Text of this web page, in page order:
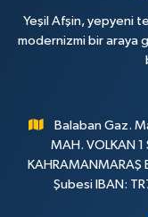
Yeşil Afşin, yepyeni
modernizmi bir araya
Balaban Gaz.
MAH. VOLKAN 1
KAHRAMANMARAŞ
Şubesi IBAN: